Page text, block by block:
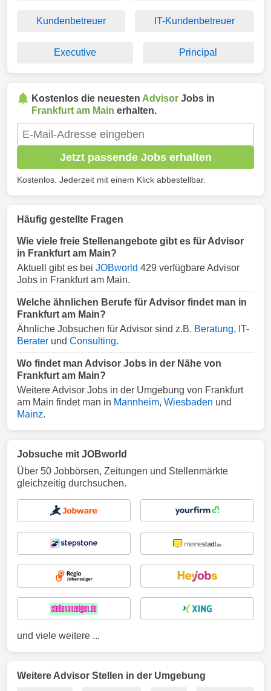
Kundenbetreuer IT-Kundenbetreuer
Executive Principal
Kostenlos die neuesten Advisor Jobs in
Frankfurt am Main erhalten.
Jetzt passende Jobs erhalten
Kostenlos. Jederzeit mit einem Klick abbestellbar.
Häufig gestellte Fragen
Wie viele freie Stellenangebote gibt es für Advisor
in Frankfurt am Main?
Aktuell gibt es bei JOBworld 429 verfügbare Advisor
Jobs in Frankfurt am Main.
Welche ähnlichen Berufe für Advisor findet man in
Frankfurt am Main?
Ähnliche Jobsuchen für Advisor sind z.B. Beratung, IT-
Berater und Consulting.
Wo findet man Advisor Jobs in der Nähe von
Frankfurt am Main?
Weitere Advisor Jobs in der Umgebung von Frankfurt
am Main findet man in Mannheim, Wiesbaden und
Mainz.
Jobsuche mit JOBworld
Über 50 Jobbörsen, Zeitungen und Stellenmärkte
gleichzeitig durchsuchen.
und viele weitere ...
Weitere Advisor Stellen in der Umgebung